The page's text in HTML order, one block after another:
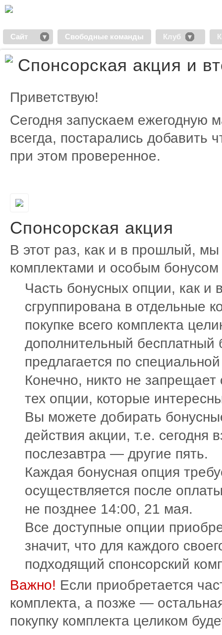
Сайт Свободные команды Клуб
Спонсорская акция и
Приветствую!
Сегодня запускаем ежегодную
всегда, постарались добавить
при этом проверенное.
Спонсорская акция
В этот раз, как и в прошлый,
комплектами и особым бонусом
Часть бонусных опции, как и
сгруппирована в отдельные
покупке всего комплекта
дополнительный бесплатный
предлагается по
Конечно, никто не запрещает
тех опции, которые
Вы можете добирать
действия акции, т.е. сегодня
послезавтра — другие пять.
Каждая бонусная опция
осуществляется после
не позднее 14:00, 21 мая.
Все доступные опции
значит, что для каждого
подходящий спонсорский
Важно! Если приобретается
комплекта, а позже —
покупку комплекта целиком